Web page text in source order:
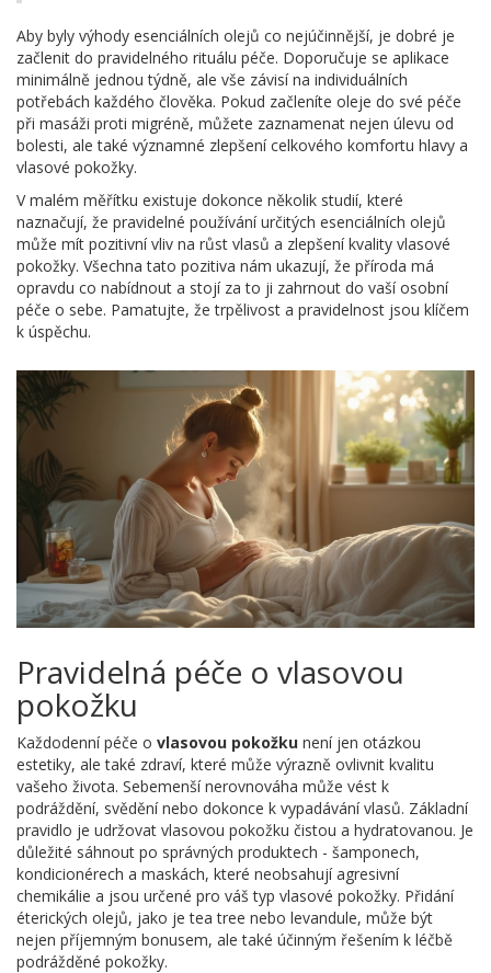
Aby byly výhody esenciálních olejů co nejúčinnější, je dobré je
začlenit do pravidelného rituálu péče. Doporučuje se aplikace
minimálně jednou týdně, ale vše závisí na individuálních
potřebách každého člověka. Pokud začleníte oleje do své péče
při masáži proti migréně, můžete zaznamenat nejen úlevu od
bolesti, ale také významné zlepšení celkového komfortu hlavy a
vlasové pokožky.
V malém měřítku existuje dokonce několik studií, které
naznačují, že pravidelné používání určitých esenciálních olejů
může mít pozitivní vliv na růst vlasů a zlepšení kvality vlasové
pokožky. Všechna tato pozitiva nám ukazují, že příroda má
opravdu co nabídnout a stojí za to ji zahrnout do vaší osobní
péče o sebe. Pamatujte, že trpělivost a pravidelnost jsou klíčem
k úspěchu.
Pravidelná péče o vlasovou
pokožku
Každodenní péče o vlasovou pokožku není jen otázkou
estetiky, ale také zdraví, které může výrazně ovlivnit kvalitu
vašeho života. Sebemenší nerovnováha může vést k
podráždění, svědění nebo dokonce k vypadávání vlasů. Základní
pravidlo je udržovat vlasovou pokožku čistou a hydratovanou. Je
důležité sáhnout po správných produktech - šamponech,
kondicionérech a maskách, které neobsahují agresivní
chemikálie a jsou určené pro váš typ vlasové pokožky. Přidání
éterických olejů, jako je tea tree nebo levandule, může být
nejen příjemným bonusem, ale také účinným řešením k léčbě
podrážděné pokožky.